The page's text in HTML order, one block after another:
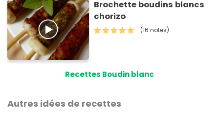
Brochette boudins blancs
chorizo
(16 notes)
Recettes Boudin blanc
Autres idées de recettes